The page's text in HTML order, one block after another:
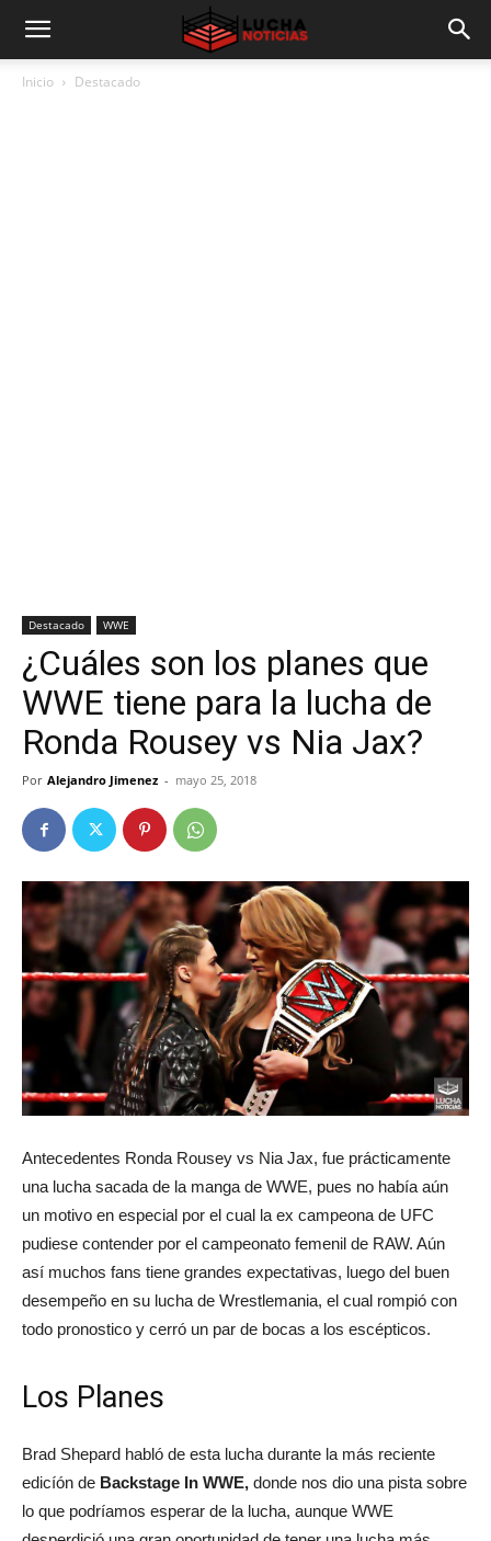
Inicio Destacado
Destacado WWE
¿Cuáles son los planes que
WWE tiene para la lucha de
Ronda Rousey vs Nia Jax?
Por Alejandro Jimenez - mayo 25, 2018
Antecedentes Ronda Rousey vs Nia Jax, fue prácticamente
una lucha sacada de la manga de WWE, pues no había aún
un motivo en especial por el cual la ex campeona de UFC
pudiese contender por el campeonato femenil de RAW. Aún
así muchos fans tiene grandes expectativas, luego del buen
desempeño en su lucha de Wrestlemania, el cual rompió con
todo pronostico y cerró un par de bocas a los escépticos.
Los Planes
Brad Shepard habló de esta lucha durante la más reciente
edicíón de Backstage In WWE, donde nos dio una pista sobre
lo que podríamos esperar de la lucha, aunque WWE